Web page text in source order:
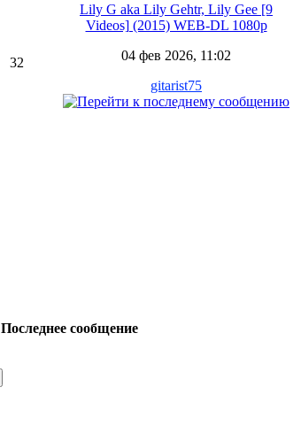
32
Lily G aka Lily Gehtr, Lily Gee [9
Videos] (2015) WEB-DL 1080p
04 фев 2026, 11:02
gitarist75
Последнее сообщение